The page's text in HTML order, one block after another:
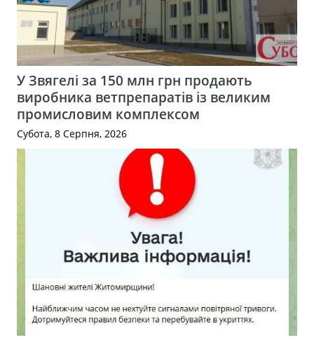
У Звягелі за 150 млн грн продають
виробника ветпрепаратів із великим
промисловим комплексом
Субота, 8 Серпня, 2026